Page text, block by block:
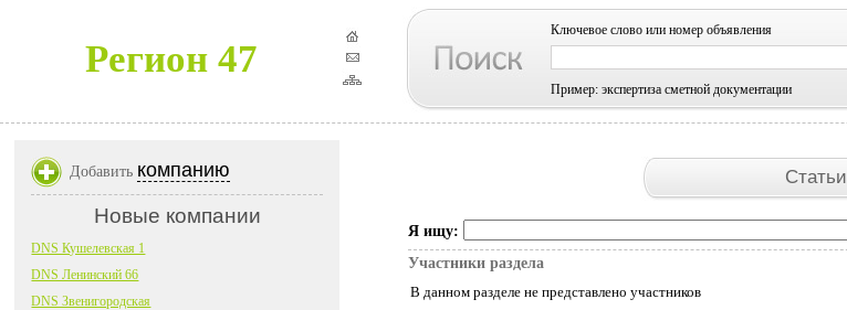
Регион 47
Ключевое слово или номер объявления
Пример: экспертиза сметной документации
Статьи
Я ищу:
Участники раздела
В данном разделе не представлено участников
Добавить компанию
Новые компании
DNS Кушелевская 1
DNS Ленинский 66
DNS Звенигородская